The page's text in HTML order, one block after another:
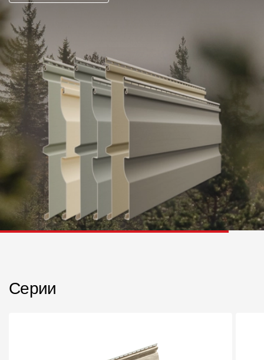
Фасадные панели
Фасадная плитка
Комплектующие для фасадов
Пленки и мембраны
Мягкая кровля
Однослойная черепица
Ламинированная черепица
Комплектующие к кровле
Кровельная вентиляция
Металлические водосточные системы
Серии